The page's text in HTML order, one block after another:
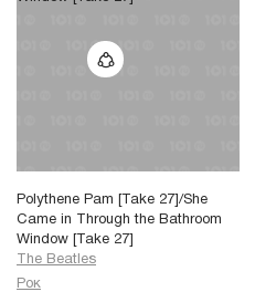
Polythene Pam [Take 27]/She
Came in Through the Bathroom
Window [Take 27]
The Beatles
Рок